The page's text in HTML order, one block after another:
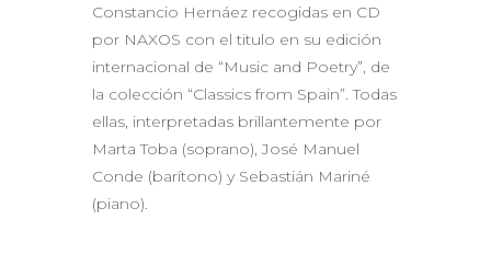
Constancio Hernáez recogidas en CD
por NAXOS con el titulo en su edición
internacional de “Music and Poetry”, de
la colección “Classics from Spain”. Todas
ellas, interpretadas brillantemente por
Marta Toba (soprano), José Manuel
Conde (barítono) y Sebastián Mariné
(piano).